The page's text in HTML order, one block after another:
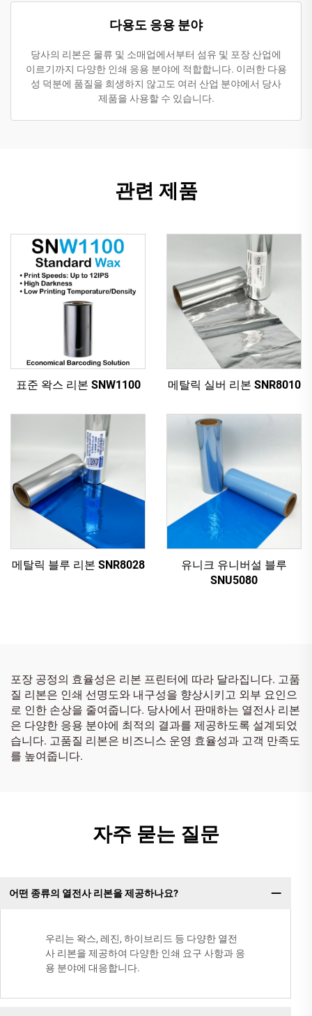
다용도 응용 분야
당사의 리본은 물류 및 소매업에서부터 섬유 및 포장 산업에
이르기까지 다양한 인쇄 응용 분야에 적합합니다. 이러한 다용
성 덕분에 품질을 희생하지 않고도 여러 산업 분야에서 당사
제품을 사용할 수 있습니다.
관련 제품
표준 왁스 리본 SNW1100 메탈릭 실버 리본 SNR8010
메탈릭 블루 리본 SNR8028
유니크 유니버설 블루
SNU5080
포장 공정의 효율성은 리본 프린터에 따라 달라집니다. 고품
질 리본은 인쇄 선명도와 내구성을 향상시키고 외부 요인으
로 인한 손상을 줄여줍니다. 당사에서 판매하는 열전사 리본
은 다양한 응용 분야에 최적의 결과를 제공하도록 설계되었
습니다. 고품질 리본은 비즈니스 운영 효율성과 고객 만족도
를 높여줍니다.
자주 묻는 질문
어떤 종류의 열전사 리본을 제공하나요?
우리는 왁스, 레진, 하이브리드 등 다양한 열전
사 리본을 제공하여 다양한 인쇄 요구 사항과 응
용 분야에 대응합니다.